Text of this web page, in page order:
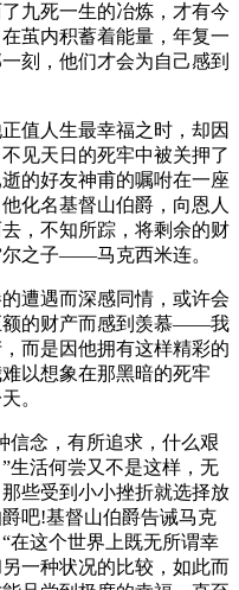
九死一生的冶炼，才有今
茧内积蓄着能量，年复一
刻，他们才会为自己感到
值人生最幸福之时，却因
见天日的死牢中被关押了
的好友神甫的嘱咐在一座
化名基督山伯爵，向恩人
，不知所踪，将剩余的财
之子——马克西米连。
遭遇而深感同情，或许会
额的财产而感到羡慕——我
而是因他拥有这样精彩的
以想象在那黑暗的死牢
。
信念，有所追求，什么艰
生活何尝又不是这样，无
些受到小小挫折就选择放
吧!基督山伯爵告诫马克
在这个世界上既无所谓幸
一种状况的比较，如此而